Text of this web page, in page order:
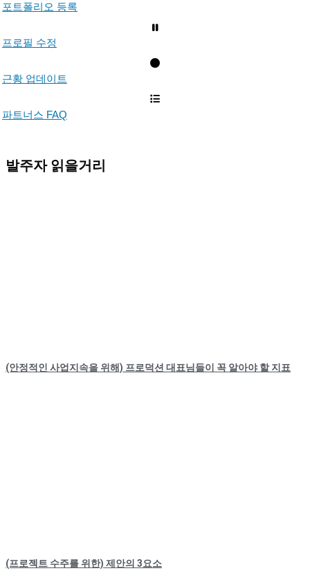
포트폴리오 등록
프로필 수정
근황 업데이트
파트너스 FAQ
발주자 읽을거리
(안정적인 사업지속을 위해) 프로덕션 대표님들이 꼭 알아야 할 지표
(프로젝트 수주를 위한) 제안의 3요소